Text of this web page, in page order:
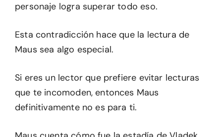
personaje logra superar todo eso.
Esta contradicción hace que la lectura de
Maus sea algo especial.
Si eres un lector que prefiere evitar lecturas
que te incomoden, entonces Maus
definitivamente no es para ti.